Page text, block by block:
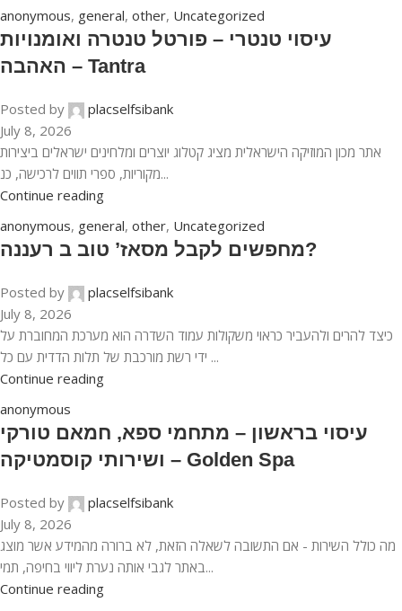
anonymous, general, other, Uncategorized
עיסוי טנטרי – פורטל טנטרה ואומנויות
האהבה – Tantra
Posted by
placselfsibank
July 8, 2026
אתר מכון המוזיקה הישראלית מציג קטלוג יוצרים ומלחינים ישראלים ביצירות
מקוריות, ספרי תווים לרכישה, כנ...
Continue reading
anonymous, general, other, Uncategorized
מחפשים לקבל מסאז’ טוב ב רעננה?
Posted by
placselfsibank
July 8, 2026
כיצד להרים ולהעביר כראוי משקולות עמוד השדרה הוא מערכת המחוברת על
ידי רשת מורכבת של תלות הדדית עם כל ...
Continue reading
anonymous
עיסוי בראשון – מתחמי ספא, חמאם טורקי
ושירותי קוסמטיקה – Golden Spa
Posted by
placselfsibank
July 8, 2026
מה כולל השירות - אם התשובה לשאלה הזאת, לא ברורה מהמידע אשר מוצג
באתר לגבי אותה נערת ליווי בחיפה, תמי...
Continue reading